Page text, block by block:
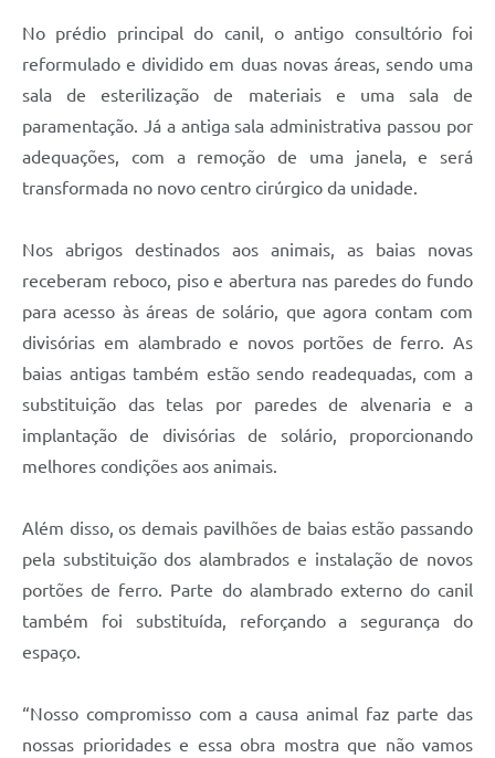
No prédio principal do canil, o antigo consultório foi
reformulado e dividido em duas novas áreas, sendo uma
sala de esterilização de materiais e uma sala de
paramentação. Já a antiga sala administrativa passou por
adequações, com a remoção de uma janela, e será
transformada no novo centro cirúrgico da unidade.
Nos abrigos destinados aos animais, as baias novas
receberam reboco, piso e abertura nas paredes do fundo
para acesso às áreas de solário, que agora contam com
divisórias em alambrado e novos portões de ferro. As
baias antigas também estão sendo readequadas, com a
substituição das telas por paredes de alvenaria e a
implantação de divisórias de solário, proporcionando
melhores condições aos animais.
Além disso, os demais pavilhões de baias estão passando
pela substituição dos alambrados e instalação de novos
portões de ferro. Parte do alambrado externo do canil
também foi substituída, reforçando a segurança do
espaço.
“Nosso compromisso com a causa animal faz parte das
nossas prioridades e essa obra mostra que não vamos